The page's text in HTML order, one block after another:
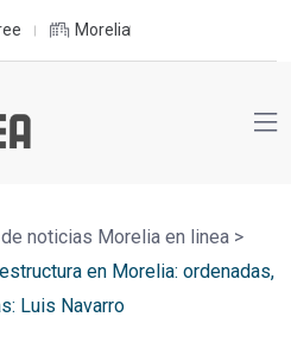
Morelia
noticias Morelia en linea >
en Morelia: ordenadas,
Luis Navarro